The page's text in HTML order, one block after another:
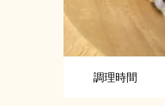
調理時間